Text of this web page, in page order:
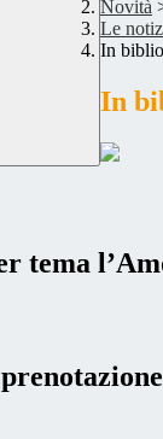
Novità
Le
In
In
tema